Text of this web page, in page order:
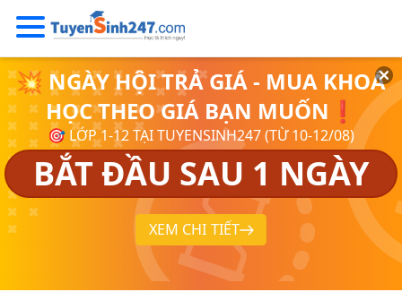
💥 NGÀY HỘI TRẢ GIÁ - MUA KHOÁ
HỌC THEO GIÁ BẠN MUỐN❗
🎯 LỚP 1-12 TẠI TUYENSINH247 (TỪ 10-12/08)
BẮT ĐẦU SAU 1 NGÀY
XEM CHI TIẾT